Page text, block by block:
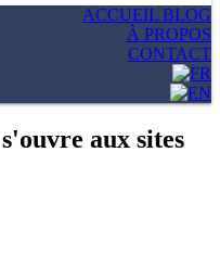
ACCUEIL BLOG
À PROPOS
CONTACT
aux sites